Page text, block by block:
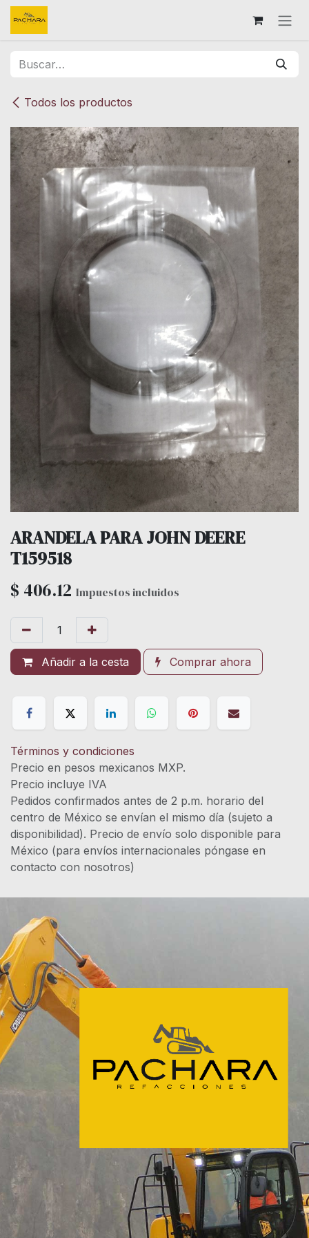
Ir al contenido
Todos los productos
ARANDELA PARA JOHN DEERE
T159518
$ 406.12 Impuestos incluidos
Añadir a la cesta Comprar ahora
Términos y condiciones
Precio en pesos mexicanos MXP.
Precio incluye IVA
Pedidos confirmados antes de 2 p.m. horario del
centro de México se envían el mismo día (sujeto a
disponibilidad). Precio de envío solo disponible para
México (para envíos internacionales póngase en
contacto con nosotros)